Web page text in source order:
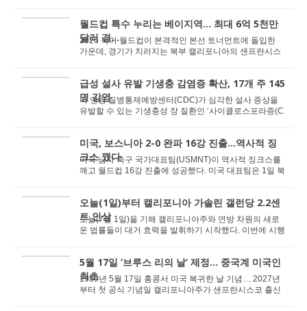
월드컵 특수 누리는 베이지역… 최대 6억 5천만
달러 경...
2026 북미 월드컵이 본격적인 본선 토너먼트에 돌입한
가운데, 경기가 치러지는 북부 캘리포니아의 샌프란시스
급성 설사 유발 기생충 감염증 확산, 17개 주 145
명 감염
미 연방 질병통제예방센터(CDC)가 심각한 설사 증상을
유발할 수 있는 기생충성 장 질환인 ‘사이클로스포라증(C
미국, 보스니아 2-0 완파 16강 진출...역사적 징
크스 깼다
미국 남자 축구 국가대표팀(USMNT)이 역사적 징크스를
깨고 월드컵 16강 진출에 성공했다. 미국 대표팀은 1일 북
오늘(1일)부터 캘리포니아 가솔린 갤런당 2.2센
트 인상
오늘(7월 1일)을 기해 캘리포니아주와 연방 차원의 새로
운 법률들이 대거 효력을 발휘하기 시작했다. 이번에 시행
5월 17일 ‘브루스 리의 날’ 제정… 중국계 미국인
최초
1959년 5월 17일 홍콩서 미국 복귀한 날 기념… 2027년
부터 첫 공식 기념일 캘리포니아주가 샌프란시스코 출신